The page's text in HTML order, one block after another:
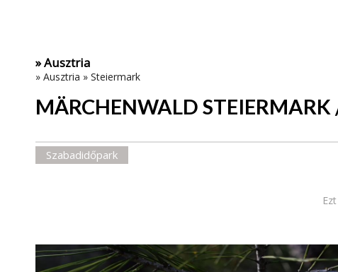
» Ausztria
» Ausztria » Steiermark
MÄRCHENWALD STEIERMARK
Szabadidőpark